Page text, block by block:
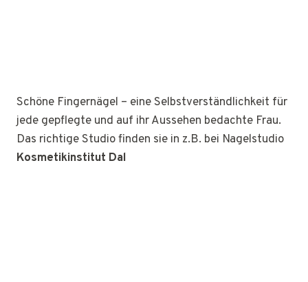
Schöne Fingernägel – eine Selbstverständlichkeit für
jede gepflegte und auf ihr Aussehen bedachte Frau.
Das richtige Studio finden sie in z.B. bei Nagelstudio
Kosmetikinstitut Dal